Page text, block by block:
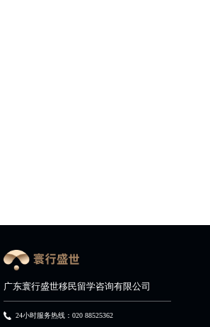
广东寰行盛世移民留学咨询有限公司
24小时服务热线：020 88525362